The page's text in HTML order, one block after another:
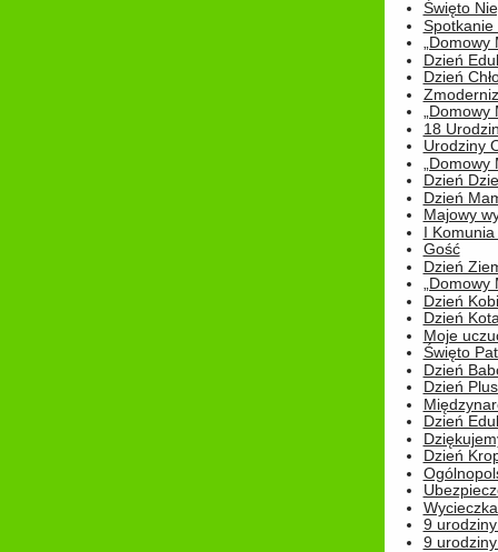
Święto
Spotkanie
Dzień
Dzień
18
Urodziny
Dzień
Dzień
Majowy
I
Gość
Dzień
Dzień
Dzień
Moje
Święto
Dzień
Dzień
Dzień
Dzień
9
9